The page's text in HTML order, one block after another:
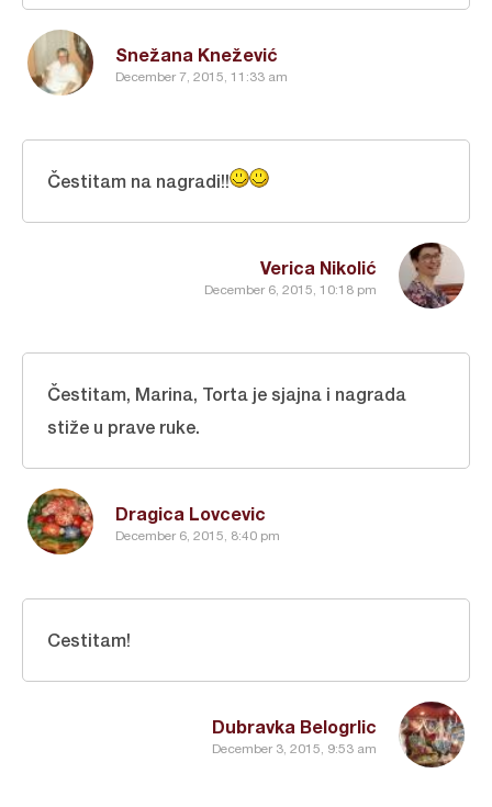
Snežana Knežević
December 7, 2015, 11:33 am
Verica Nikolić
December 6, 2015, 10:18 pm
Čestitam na nagradi!!
Dragica Lovcevic
December 6, 2015, 8:40 pm
Čestitam, Marina, Torta je sjajna i nagrada
stiže u prave ruke.
Dubravka Belogrlic
December 3, 2015, 9:53 am
Cestitam!